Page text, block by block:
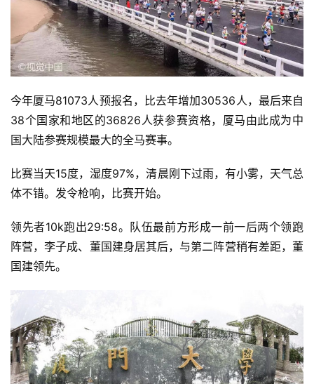
今年厦马81073人预报名， 比去年增加30536人，最后来自
38个国家和地区的36826人获参赛资格， 厦马由此成为中
国大陆参赛规模最大的全马赛事。
比赛当天15度，湿度97%，清晨刚下过雨，有小雾， 天气总
体不错。发令枪响，比赛开始。
领先者10k跑出29:58。队伍最前方形成一前一后两个领跑
阵营，李子成、董国建身居其后，与第二阵营稍有差距，董
国建领先。